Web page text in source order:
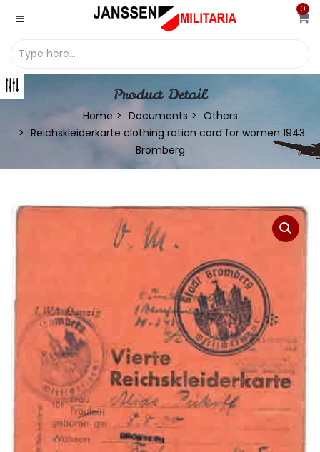
0
Product Detail
Home Documents
Others
Reichskleiderkarte clothing ration card for women 1943
Bromberg